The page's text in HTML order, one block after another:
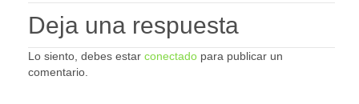
Deja una respuesta
Lo siento, debes estar conectado para publicar un
comentario.